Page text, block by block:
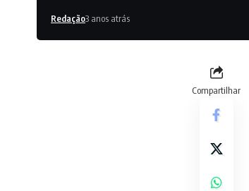
Redação3 anos atrás
Compartilhar